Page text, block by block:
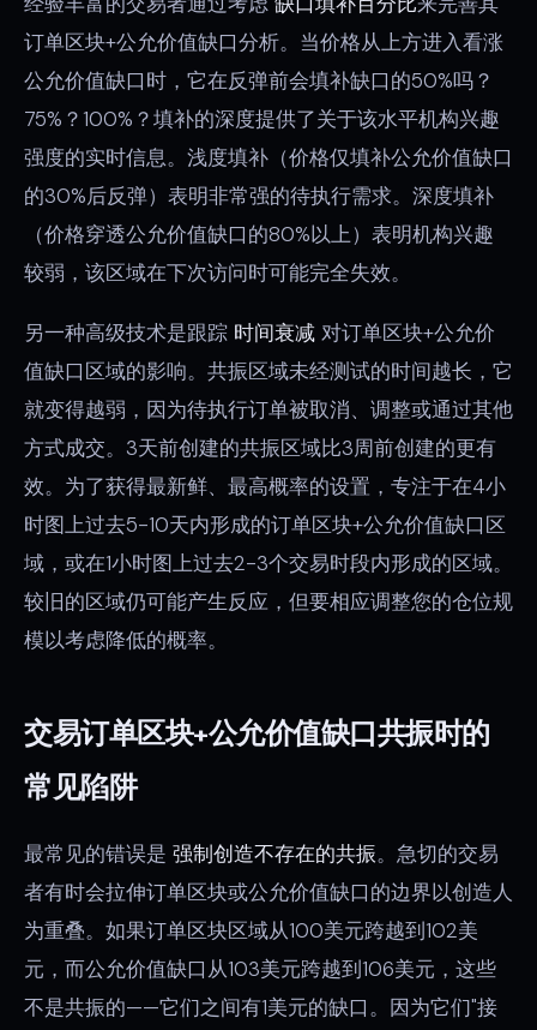
订单区块+公允价值缺口分析。当价格从上方进入看涨
公允价值缺口时，它在反弹前会填补缺口的50%吗？
75%？100%？填补的深度提供了关于该水平机构兴趣
强度的实时信息。浅度填补（价格仅填补公允价值缺口
的30%后反弹）表明非常强的待执行需求。深度填补
（价格穿透公允价值缺口的80%以上）表明机构兴趣
较弱，该区域在下次访问时可能完全失效。
另一种高级技术是跟踪 时间衰减 对订单区块+公允价
值缺口区域的影响。共振区域未经测试的时间越长，它
就变得越弱，因为待执行订单被取消、调整或通过其他
方式成交。3天前创建的共振区域比3周前创建的更有
效。为了获得最新鲜、最高概率的设置，专注于在4小
时图上过去5-10天内形成的订单区块+公允价值缺口区
域，或在1小时图上过去2-3个交易时段内形成的区域。
较旧的区域仍可能产生反应，但要相应调整您的仓位规
模以考虑降低的概率。
交易订单区块+公允价值缺口共振时的
常见陷阱
最常见的错误是 强制创造不存在的共振。急切的交易
者有时会拉伸订单区块或公允价值缺口的边界以创造人
为重叠。如果订单区块区域从100美元跨越到102美
元，而公允价值缺口从103美元跨越到106美元，这些
不是共振的——它们之间有1美元的缺口。因为它们"接